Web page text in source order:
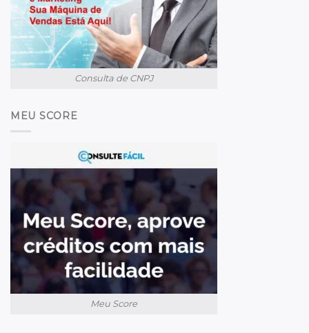
Consulta de CNPJ
MEU SCORE
Meu Score